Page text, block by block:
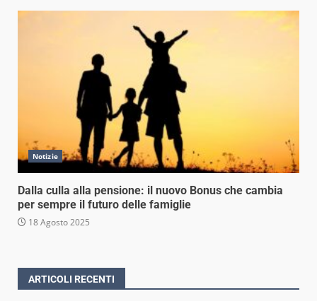
Notizie
Dalla culla alla pensione: il nuovo Bonus che cambia
per sempre il futuro delle famiglie
18 Agosto 2025
ARTICOLI RECENTI